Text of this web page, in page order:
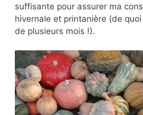
suffisante pour assurer ma
hivernale et printanière (de
de plusieurs mois !).